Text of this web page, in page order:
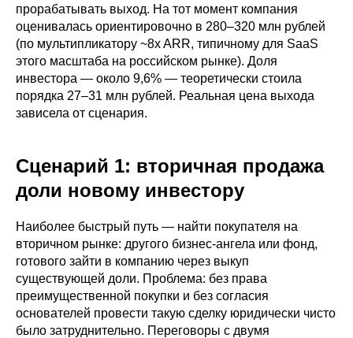
прорабатывать выход. На тот момент компания
оценивалась ориентировочно в 280–320 млн рублей
(по мультипликатору ~8x ARR, типичному для SaaS
этого масштаба на российском рынке). Доля
инвестора — около 9,6% — теоретически стоила
порядка 27–31 млн рублей. Реальная цена выхода
зависела от сценария.
Сценарий 1: вторичная продажа
доли новому инвестору
Наиболее быстрый путь — найти покупателя на
вторичном рынке: другого бизнес-ангела или фонд,
готового зайти в компанию через выкуп
существующей доли. Проблема: без права
преимущественной покупки и без согласия
основателей провести такую сделку юридически чисто
было затруднительно. Переговоры с двумя